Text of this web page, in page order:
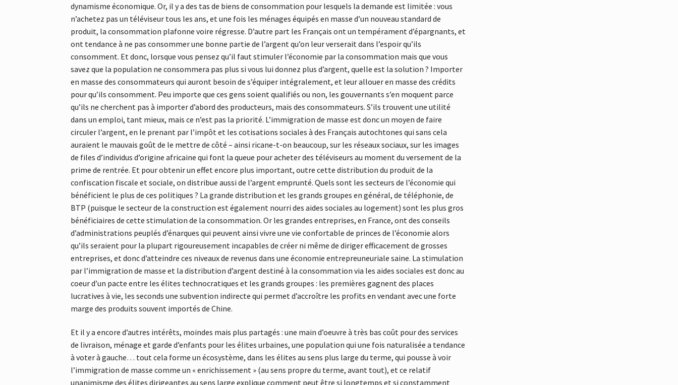
dynamisme économique. Or, il y a des tas de biens de consommation pour lesquels la demande est limitée : vous
n’achetez pas un téléviseur tous les ans, et une fois les ménages équipés en masse d’un nouveau standard de
produit, la consommation plafonne voire régresse. D’autre part les Français ont un tempérament d’épargnants, et
ont tendance à ne pas consommer une bonne partie de l’argent qu’on leur verserait dans l’espoir qu’ils
consomment. Et donc, lorsque vous pensez qu’il faut stimuler l’économie par la consommation mais que vous
savez que la population ne consommera pas plus si vous lui donnez plus d’argent, quelle est la solution ? Importer
en masse des consommateurs qui auront besoin de s’équiper intégralement, et leur allouer en masse des crédits
pour qu’ils consomment. Peu importe que ces gens soient qualifiés ou non, les gouvernants s’en moquent parce
qu’ils ne cherchent pas à importer d’abord des producteurs, mais des consommateurs. S’ils trouvent une utilité
dans un emploi, tant mieux, mais ce n’est pas la priorité. L’immigration de masse est donc un moyen de faire
circuler l’argent, en le prenant par l’impôt et les cotisations sociales à des Français autochtones qui sans cela
auraient le mauvais goût de le mettre de côté – ainsi ricane-t-on beaucoup, sur les réseaux sociaux, sur les images
de files d’individus d’origine africaine qui font la queue pour acheter des téléviseurs au moment du versement de la
prime de rentrée. Et pour obtenir un effet encore plus important, outre cette distribution du produit de la
confiscation fiscale et sociale, on distribue aussi de l’argent emprunté. Quels sont les secteurs de l’économie qui
bénéficient le plus de ces politiques ? La grande distribution et les grands groupes en général, de téléphonie, de
BTP (puisque le secteur de la construction est également nourri des aides sociales au logement) sont les plus gros
bénéficiaires de cette stimulation de la consommation. Or les grandes entreprises, en France, ont des conseils
d’administrations peuplés d’énarques qui peuvent ainsi vivre une vie confortable de princes de l’économie alors
qu’ils seraient pour la plupart rigoureusement incapables de créer ni même de diriger efficacement de grosses
entreprises, et donc d’atteindre ces niveaux de revenus dans une économie entrepreuneuriale saine. La stimulation
par l’immigration de masse et la distribution d’argent destiné à la consommation via les aides sociales est donc au
coeur d’un pacte entre les élites technocratiques et les grands groupes : les premières gagnent des places
lucratives à vie, les seconds une subvention indirecte qui permet d’accroître les profits en vendant avec une forte
marge des produits souvent importés de Chine.
Et il y a encore d’autres intérêts, moindes mais plus partagés : une main d’oeuvre à très bas coût pour des services
de livraison, ménage et garde d’enfants pour les élites urbaines, une population qui une fois naturalisée a tendance
à voter à gauche… tout cela forme un écosystème, dans les élites au sens plus large du terme, qui pousse à voir
l’immigration de masse comme un « enrichissement » (au sens propre du terme, avant tout), et ce relatif
unanimisme des élites dirigeantes au sens large explique comment peut être si longtemps et si constamment